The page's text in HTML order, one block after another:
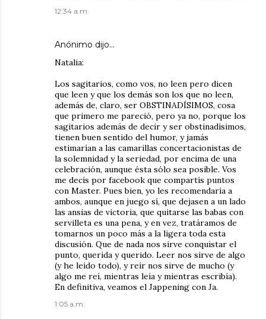
12:34 a.m.
Anónimo dijo…
Natalia:
Los sagitarios, como vos, no leen pero dicen
que leen y que los demás son los que no leen,
además de, claro, ser OBSTINADÍSIMOS, cosa
que primero me pareció, pero ya no, porque los
sagitarios además de decir y ser obstinadísimos,
tienen buen sentido del humor, y jamás
estimarían a las camarillas concertacionistas de
la solemnidad y la seriedad, por encima de una
celebración, aunque ésta sólo sea posible. Vos
me decís por facebook que compartís puntos
con Master. Pues bien, yo les recomendaría a
ambos, aunque en juego sí, que dejasen a un lado
las ansias de victoria, que quitarse las babas con
servilleta es una pena, y en vez, tratáramos de
tomarnos un poco más a la ligera toda esta
discusión. Que de nada nos sirve conquistar el
punto, querida y querido. Leer nos sirve de algo
(y he leído todo), y reír nos sirve de mucho (y
algo me reí, mientras leía y mientras escribía).
En definitiva, veamos el Jappening con Ja.
1:05 a.m.